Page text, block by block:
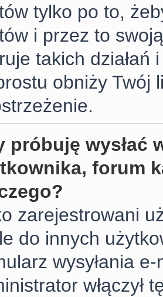
tylko po to,
i przez to
takich działań
obniży Twój
próbuję wysłać
forum
zarejestrowani
do innych
wysyłania
włączył